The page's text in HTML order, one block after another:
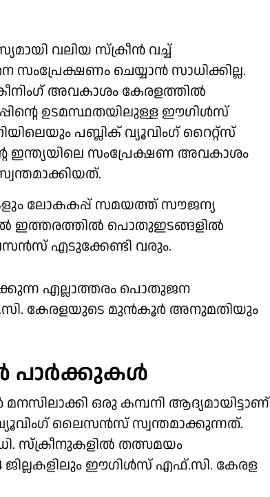
വലിയ സ്‌ക്രീന്‍ വച്ച്
ചെയ്യാന്‍ സാധിക്കില്ല.
അവകാശം കേരളത്തില്‍
ഉടമസ്ഥതയിലുള്ള ഈഗിള്‍സ്
പബ്ലിക് വ്യൂവിംഗ് റൈറ്റ്‌സ്
ഇന്ത്യയിലെ സംപ്രേക്ഷണ അവകാശം
ലോകകപ്പ് സമയത്ത് സൗജന്യ
ഇത്തരത്തില്‍ പൊതുഇടങ്ങളില്‍
എടുക്കേണ്ടി വരും.
എല്ലാത്തരം പൊതുജന
കേരളയുടെ മുന്‍കൂര്‍ അനുമതിയും
പാര്‍ക്കുകള്‍
ഒരു കമ്പനി ആദ്യമായിട്ടാണ്
ലൈസന്‍സ് സ്വന്തമാക്കുന്നത്.
സ്‌ക്രീനുകളില്‍ തത്സമയം
ജില്ലകളിലും ഈഗിള്‍സ് എഫ്.സി. കേരള